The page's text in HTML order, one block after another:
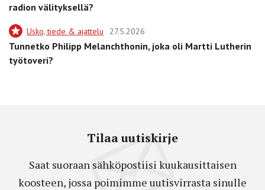
radion välityksellä?
Usko, tiede & ajattelu 27.5.2026
Tunnetko Philipp Melanchthonin, joka oli Martti Lutherin
työtoveri?
Tilaa uutiskirje
Saat suoraan sähköpostiisi kuukausittaisen
koosteen, jossa poimimme uutisvirrasta sinulle